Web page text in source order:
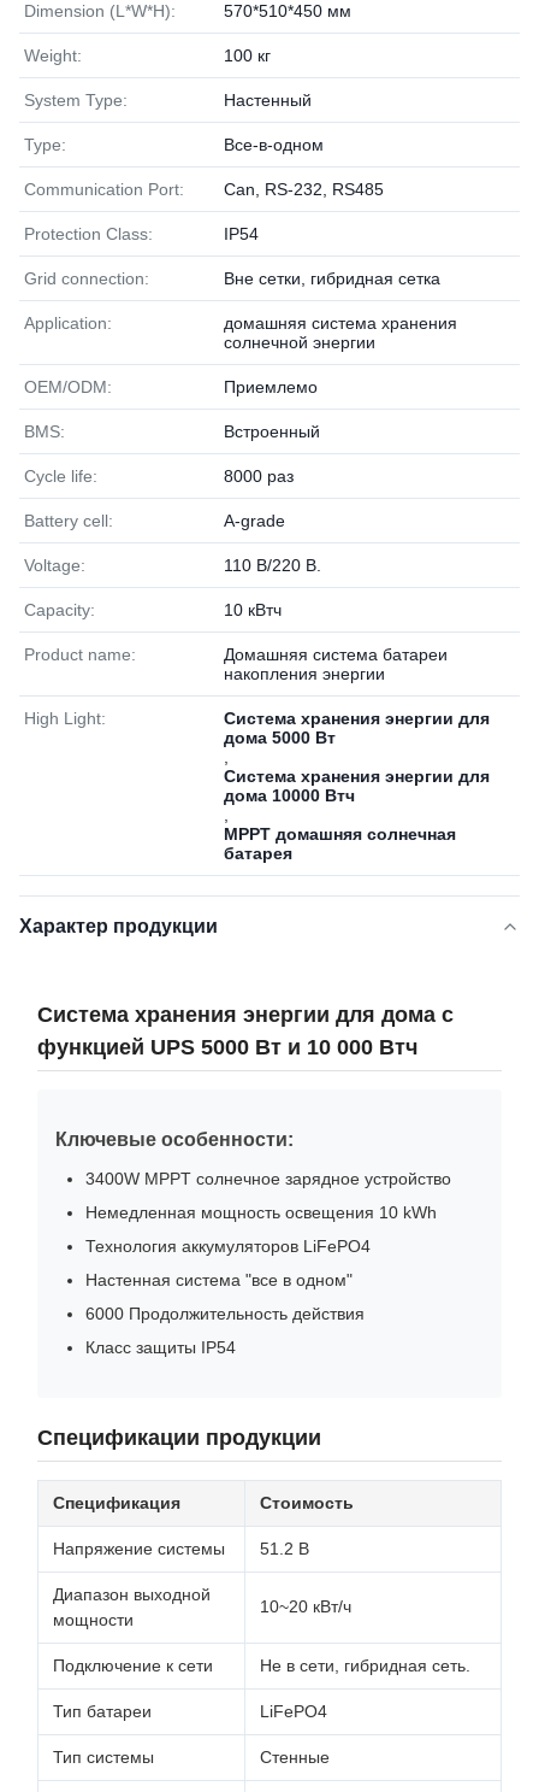
Dimension (L*W*H): 570*510*450 мм
Weight: 100 кг
System Type: Настенный
Type: Все-в-одном
Communication Port: Can, RS-232, RS485
Protection Class: IP54
Grid connection: Вне сетки, гибридная сетка
Application:
домашняя система хранения
солнечной энергии
OEM/ODM: Приемлемо
BMS: Встроенный
Cycle life: 8000 раз
Battery cell: A-grade
Voltage: 110 В/220 В.
Capacity: 10 кВтч
Product name:
Домашняя система батареи
накопления энергии
High Light:
Система хранения энергии для
дома 5000 Вт
Система хранения энергии для
дома 10000 Втч
MPPT домашняя солнечная
батарея
Характер продукции
Система хранения энергии для дома с
функцией UPS 5000 Вт и 10 000 Втч
Ключевые особенности:
3400W MPPT солнечное зарядное устройство
Немедленная мощность освещения 10 kWh
Технология аккумуляторов LiFePO4
Настенная система "все в одном"
6000 Продолжительность действия
Класс защиты IP54
Спецификации продукции
Спецификация Стоимость
Напряжение системы 51.2 В
Диапазон выходной
мощности
10~20 кВт/ч
Подключение к сети Не в сети, гибридная сеть.
Тип батареи LiFePO4
Тип системы Стенные